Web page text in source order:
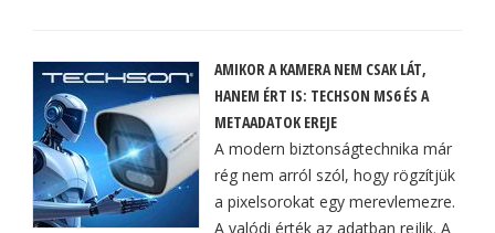
AMIKOR A KAMERA NEM CSAK LÁT,
HANEM ÉRT IS: TECHSON MS6 ÉS A
METAADATOK EREJE
A modern biztonságtechnika már
rég nem arról szól, hogy rögzítjük
a pixelsorokat egy merevlemezre.
A valódi érték az adatban rejlik. A